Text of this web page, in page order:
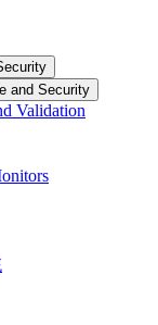
and Security
Validation